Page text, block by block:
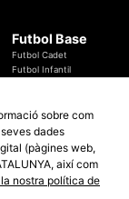
Futbol Base
Futbol Cadet
Futbol Infantil
Absoluta 2019
2019 - 2020
sobre com
dades
(pàgines web,
així com
nostra política de